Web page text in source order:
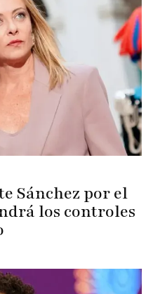
Sánchez por el
los controles